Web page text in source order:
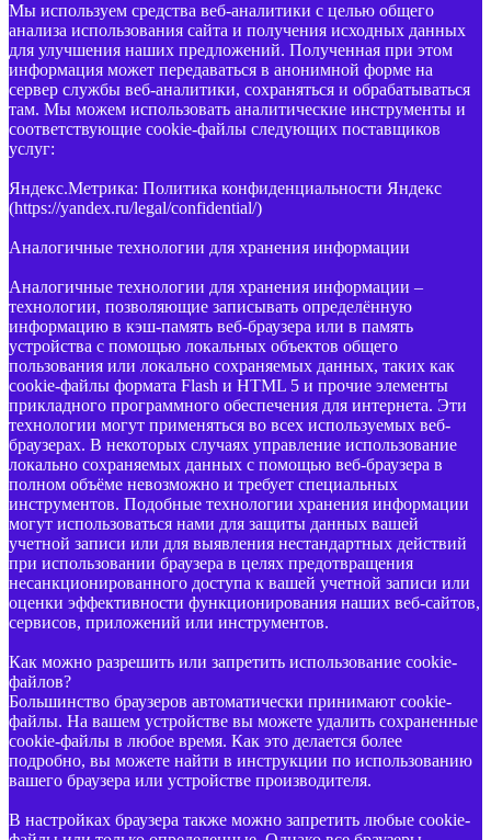
Мы используем средства веб-аналитики с целью общего
анализа использования сайта и получения исходных данных
для улучшения наших предложений. Полученная при этом
информация может передаваться в анонимной форме на
сервер службы веб-аналитики, сохраняться и обрабатываться
там. Мы можем использовать аналитические инструменты и
соответствующие cookie-файлы следующих поставщиков
услуг:
Яндекс.Метрика: Политика конфиденциальности Яндекс
(https://yandex.ru/legal/confidential/)
Аналогичные технологии для хранения информации
Аналогичные технологии для хранения информации –
технологии, позволяющие записывать определённую
информацию в кэш-память веб-браузера или в память
устройства с помощью локальных объектов общего
пользования или локально сохраняемых данных, таких как
cookie-файлы формата Flash и HTML 5 и прочие элементы
прикладного программного обеспечения для интернета. Эти
технологии могут применяться во всех используемых веб-
браузерах. В некоторых случаях управление использование
локально сохраняемых данных с помощью веб-браузера в
полном объёме невозможно и требует специальных
инструментов. Подобные технологии хранения информации
могут использоваться нами для защиты данных вашей
учетной записи или для выявления нестандартных действий
при использовании браузера в целях предотвращения
несанкционированного доступа к вашей учетной записи или
оценки эффективности функционирования наших веб-сайтов,
сервисов, приложений или инструментов.
Как можно разрешить или запретить использование cookie-
файлов?
Большинство браузеров автоматически принимают cookie-
файлы. На вашем устройстве вы можете удалить сохраненные
cookie-файлы в любое время. Как это делается более
подробно, вы можете найти в инструкции по использованию
вашего браузера или устройстве производителя.
В настройках браузера также можно запретить любые cookie-